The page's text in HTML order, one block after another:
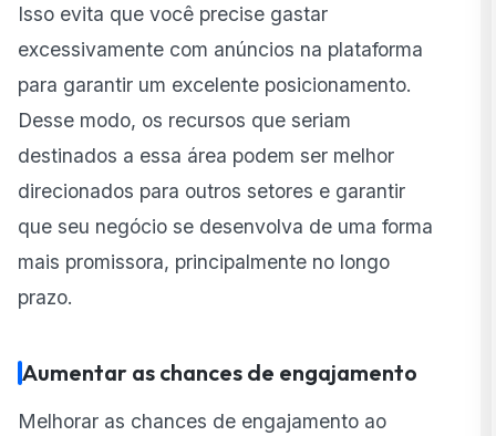
Isso evita que você precise gastar
excessivamente com anúncios na plataforma
para garantir um excelente posicionamento.
Desse modo, os recursos que seriam
destinados a essa área podem ser melhor
direcionados para outros setores e garantir
que seu negócio se desenvolva de uma forma
mais promissora, principalmente no longo
prazo.
Aumentar as chances de engajamento
Melhorar as chances de engajamento ao